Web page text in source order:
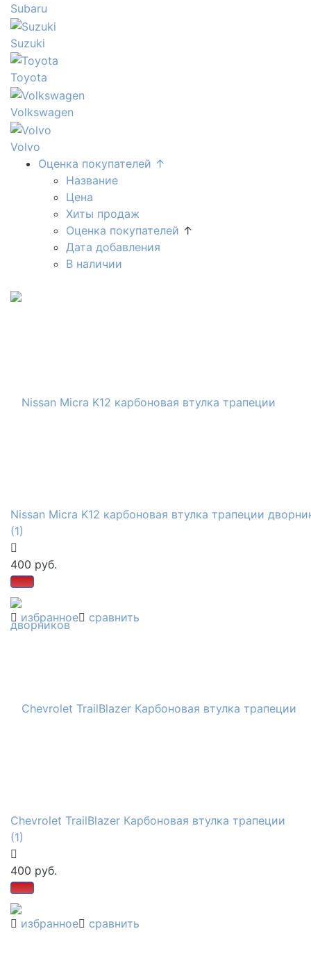
Subaru
Suzuki
Toyota
Volkswagen
Volvo
Оценка покупателей ↑
Название
Цена
Хиты продаж
Оценка покупателей ↑
Дата добавления
В наличии
избранное сравнить
Nissan Micra K12 карбоновая втулка трапеции
(1)
400 руб.
избранное сравнить
Chevrolet TrailBlazer Карбоновая втулка трапеции
(1)
400 руб.